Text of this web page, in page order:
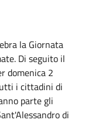
la Giornata
Di seguito il
domenica 2
i cittadini di
parte gli
di